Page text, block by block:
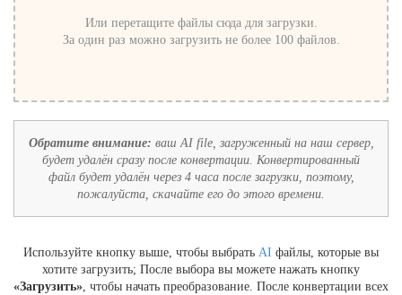
Или перетащите файлы сюда для загрузки.
За один раз можно загрузить не более 100 файлов.
Обратите внимание: ваш AI file, загруженный на наш сервер,
будет удалён сразу после конвертации. Конвертированный
файл будет удалён через 4 часа после загрузки, поэтому,
пожалуйста, скачайте его до этого времени.
Используйте кнопку выше, чтобы выбрать AI файлы, которые вы
хотите загрузить; После выбора вы можете нажать кнопку
«Загрузить», чтобы начать преобразование. После конвертации всех